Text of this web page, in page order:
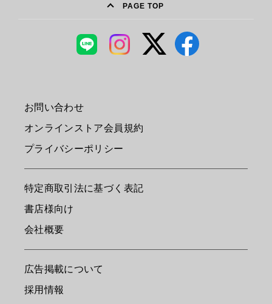
PAGE TOP
お問い合わせ
オンラインストア会員規約
プライバシーポリシー
特定商取引法に基づく表記
書店様向け
会社概要
広告掲載について
採用情報